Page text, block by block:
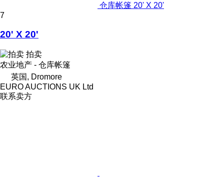
仓库帐篷 20' X 20'
7
20' X 20'
拍卖
农业地产 - 仓库帐篷
英国, Dromore
EURO AUCTIONS UK Ltd
联系卖方